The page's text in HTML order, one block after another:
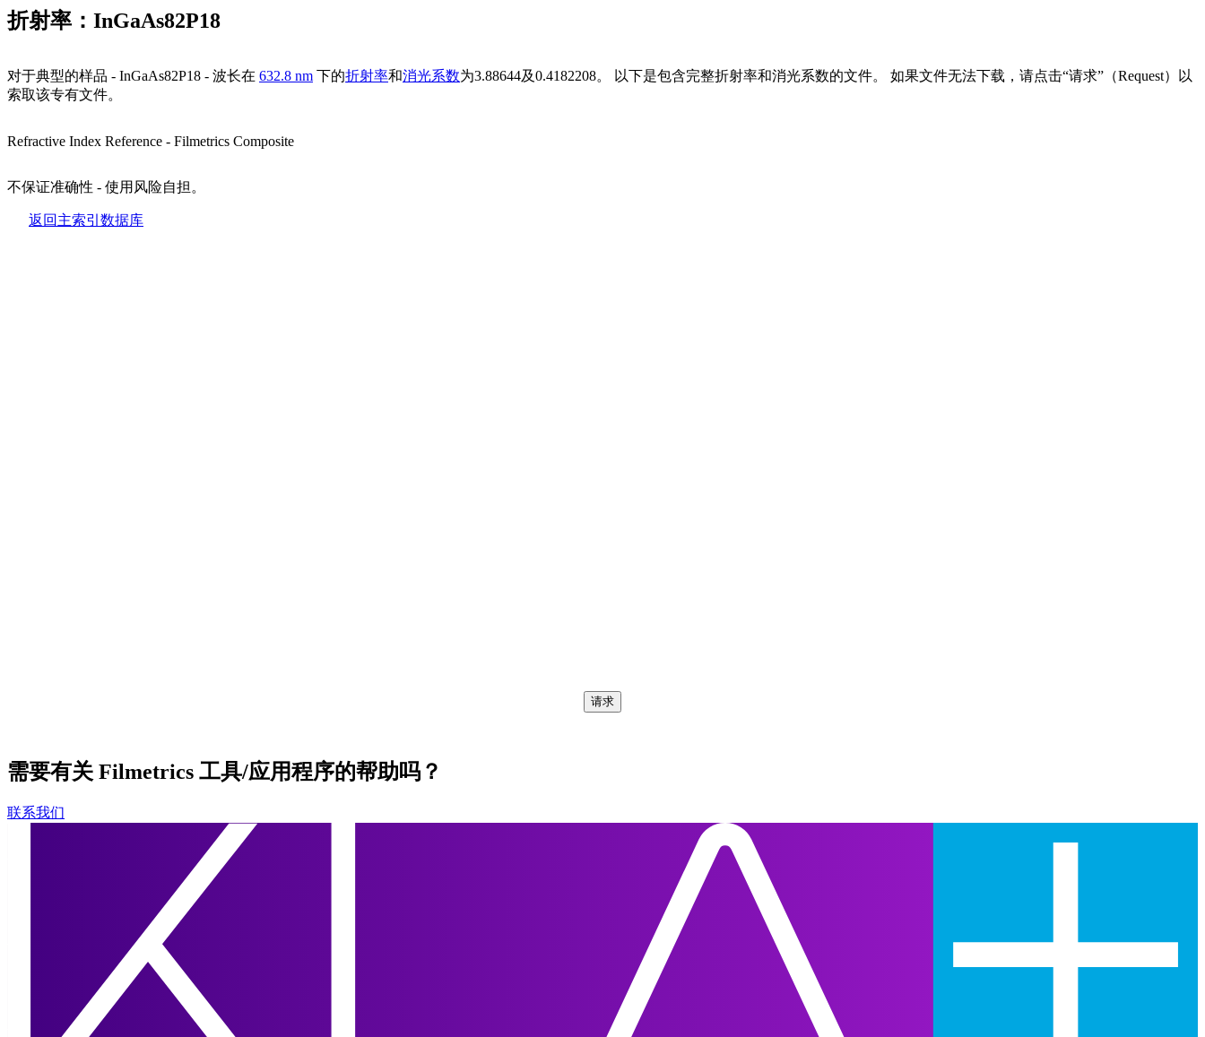
折射率：InGaAs82P18
对于典型的样品 - InGaAs82P18 - 波长在 632.8 nm 下的折射率和消光系数为3.88644及0.4182208。 以下是包含完整折射率和消光系数的文件。 如果文件无法下载，请点击“请求”（Request）以
索取该专有文件。
Refractive Index Reference - Filmetrics Composite
不保证准确性 - 使用风险自担。
返回主索引数据库
请求
需要有关 Filmetrics 工具/应用程序的帮助吗？
联系我们